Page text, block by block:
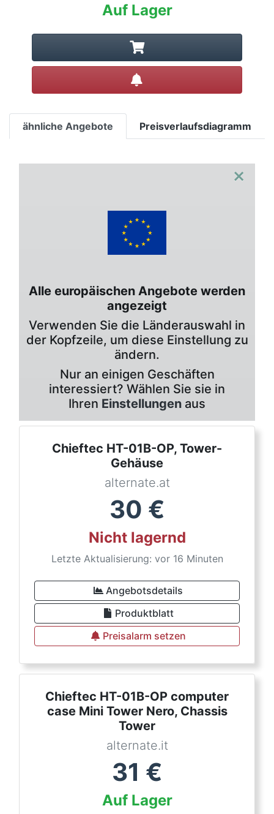
Auf Lager
ähnliche Angebote Preisverlaufsdiagramm
×
Alle europäischen Angebote werden
angezeigt
Verwenden Sie die Länderauswahl in
der Kopfzeile, um diese Einstellung zu
ändern.
Nur an einigen Geschäften
interessiert? Wählen Sie sie in
Ihren Einstellungen aus
Chieftec HT-01B-OP, Tower-
Gehäuse
alternate.at
30 €
Nicht lagernd
Letzte Aktualisierung: vor 16 Minuten
Angebotsdetails
Produktblatt
Preisalarm setzen
Chieftec HT-01B-OP computer
case Mini Tower Nero, Chassis
Tower
alternate.it
31 €
Auf Lager